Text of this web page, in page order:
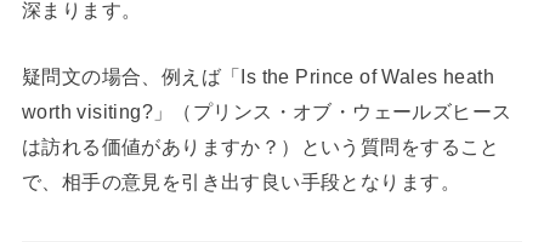
深まります。
疑問文の場合、例えば「Is the Prince of Wales heath
worth visiting?」（プリンス・オブ・ウェールズヒース
は訪れる価値がありますか？）という質問をすること
で、相手の意見を引き出す良い手段となります。